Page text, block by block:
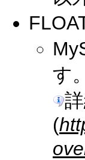
す。
(